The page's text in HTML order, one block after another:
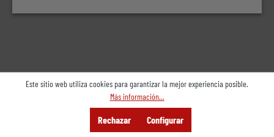
Consultoría Buscar en
Este sitio web utiliza cookies para garantizar la mejor experiencia posible.
Más información...
Rechazar Configurar